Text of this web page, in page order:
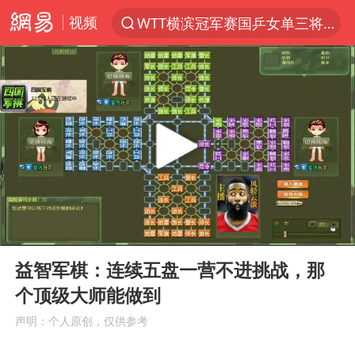
视频
WTT横滨冠军赛国乒女单三将晋级四强
光影经济撬动暑期消费新蓝海
微信又有新功能，你可以“撤回”你的撤回了！
杭州全市有序停课
上四休三，但降薪1000元，你接受吗？
情侣平潭拍日出坠崖1死1伤
郑丽文：台湾从来没有“独立”过
《欢迎来龙餐馆》口碑
Play
12:05
益智军棋：连续五盘一营不进挑战，那
个顶级大师能做到
声明：个人原创，仅供参考